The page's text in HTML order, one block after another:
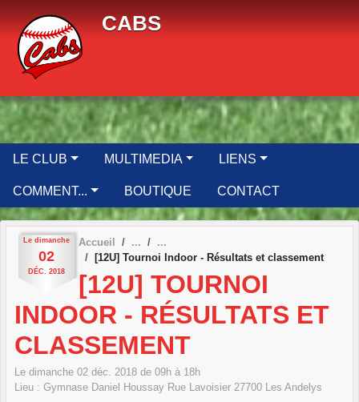
CABS
LE CLUB MULTIMEDIA LIENS
COMMENT... BOUTIQUE CONTACT
Le dimanche
02
DÉC. 2018
Accueil
[12U] Tournoi Indoor - Résultats et classement
[12U] TOURNOI
INDOOR - RÉSULTATS ET
CLASSEMENT
Le dimanche 02 déc. 2018 de 09h à 18h
Lieu : Gymnase Daniel Houssay Rue Lavoisier 27700 Les Andelys